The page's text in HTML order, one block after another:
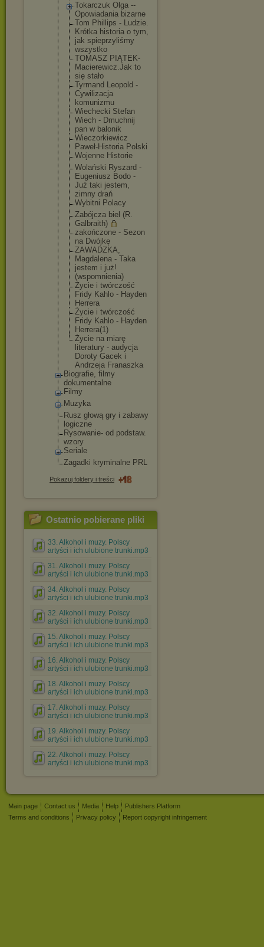
Tokarczuk Olga --
Opowiadania bizarne
Tom Phillips - Ludzie.
Krótka historia o tym,
jak spieprzyliśmy
wszystko
TOMASZ PIĄTEK-
Macierewicz.Jak to
się stało
Tyrmand Leopold -
Cywilizacja
komunizmu
Wiechecki Stefan
Wiech - Dmuchnij
pan w balonik
Wieczorkiewicz
Paweł-Historia Polski
Wojenne Historie
Wolański Ryszard -
Eugeniusz Bodo -
Już taki jestem,
zimny drań
Wybitni Polacy
Zabójcza biel (R.
Galbraith)
zakończone - Sezon
na Dwójkę
ZAWADZKA,
Magdalena - Taka
jestem i już!
(wspomnienia)
Życie i twórczość
Fridy Kahlo - Hayden
Herrera
Życie i twórczość
Fridy Kahlo - Hayden
Herrera(1)
Życie na miarę
literatury - audycja
Doroty Gacek i
Andrzeja Franaszka
Biografie, filmy
dokumentalne
Filmy
Muzyka
Rusz głową gry i zabawy
logiczne
Rysowanie- od podstaw.
wzory
Seriale
Zagadki kryminalne PRL
Pokazuj foldery i treści
Ostatnio pobierane pliki
33. Alkohol i muzy. Polscy
artyści i ich ulubione trunki.mp3
31. Alkohol i muzy. Polscy
artyści i ich ulubione trunki.mp3
34. Alkohol i muzy. Polscy
artyści i ich ulubione trunki.mp3
32. Alkohol i muzy. Polscy
artyści i ich ulubione trunki.mp3
15. Alkohol i muzy. Polscy
artyści i ich ulubione trunki.mp3
16. Alkohol i muzy. Polscy
artyści i ich ulubione trunki.mp3
18. Alkohol i muzy. Polscy
artyści i ich ulubione trunki.mp3
17. Alkohol i muzy. Polscy
artyści i ich ulubione trunki.mp3
19. Alkohol i muzy. Polscy
artyści i ich ulubione trunki.mp3
22. Alkohol i muzy. Polscy
artyści i ich ulubione trunki.mp3
Main page Contact us Media Help
Publishers Platform
Terms and conditions
Privacy policy Report copyright infringement